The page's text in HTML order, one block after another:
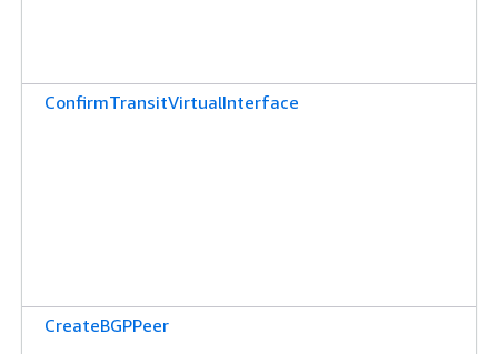
ConfirmTransitVirtualInterface
CreateBGPPeer